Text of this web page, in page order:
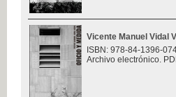
Vicente Manuel Vidal
ISBN: 978-84-1396-
Archivo electrónico.